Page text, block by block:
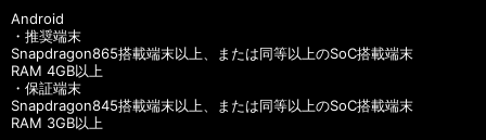
Android
・推奨端末
Snapdragon865搭載端末以上、または同等以上のSoC搭載端末
RAM 4GB以上
・保証端末
Snapdragon845搭載端末以上、または同等以上のSoC搭載端末
RAM 3GB以上